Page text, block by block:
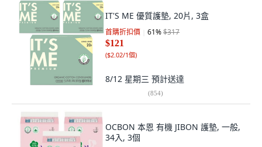
IT'S ME 優質護墊, 20片, 3盒
首購折扣價 61%$317
$121
($2.02/1個)
8/12 星期三 預計送達
(854)
OCBON 本恩 有機 JIBON 護墊, 一般,
34入, 3個